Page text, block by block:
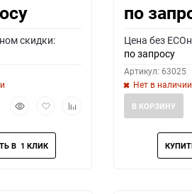
скидки:
БыстрыйДобавить
избранное
Добавить
по
Цена без
по запросу
Артикул: 63025
Нет в наличии
В КОРЗИНУ